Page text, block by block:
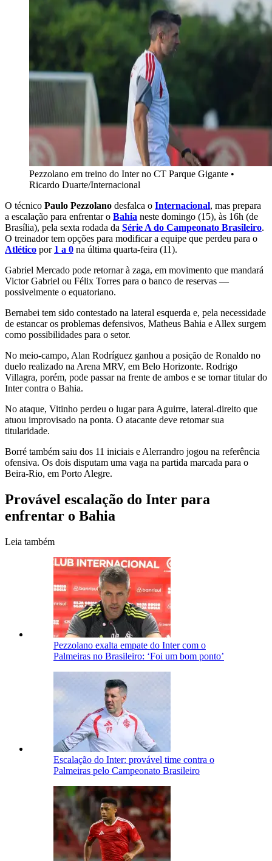
Pezzolano em treino do Inter no CT Parque Gigante •
Ricardo Duarte/Internacional
O técnico Paulo Pezzolano desfalca o Internacional, mas prepara
a escalação para enfrentar o Bahia neste domingo (15), às 16h (de
Brasília), pela sexta rodada da Série A do Campeonato Brasileiro.
O treinador tem opções para modificar a equipe que perdeu para o
Atlético por 1 a 0 na última quarta-feira (11).
Gabriel Mercado pode retornar à zaga, em movimento que mandará
Victor Gabriel ou Félix Torres para o banco de reservas —
possivelmente o equatoriano.
Bernabei tem sido contestado na lateral esquerda e, pela necessidade
de estancar os problemas defensivos, Matheus Bahia e Allex surgem
como possibilidades para o setor.
No meio-campo, Alan Rodríguez ganhou a posição de Ronaldo no
duelo realizado na Arena MRV, em Belo Horizonte. Rodrigo
Villagra, porém, pode passar na frente de ambos e se tornar titular do
Inter contra o Bahia.
No ataque, Vitinho perdeu o lugar para Aguirre, lateral-direito que
atuou improvisado na ponta. O atacante deve retomar sua
titularidade.
Borré também saiu dos 11 iniciais e Alerrandro jogou na referência
ofensiva. Os dois disputam uma vaga na partida marcada para o
Beira-Rio, em Porto Alegre.
Provável escalação do Inter para
enfrentar o Bahia
Leia também
Pezzolano exalta empate do Inter com o
Palmeiras no Brasileiro: ‘Foi um bom ponto’
Escalação do Inter: provável time contra o
Palmeiras pelo Campeonato Brasileiro